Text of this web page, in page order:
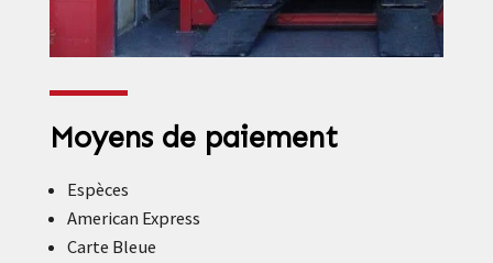
Moyens de paiement
Espèces
American Express
Carte Bleue